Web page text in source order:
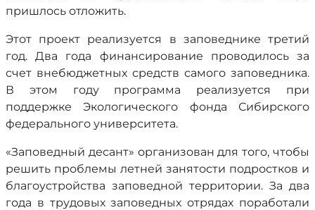
пришлось отложить.
Этот проект реализуется в заповеднике третий
год. Два года финансирование проводилось за
счет внебюджетных средств самого заповедника.
В этом году программа реализуется при
поддержке Экологического фонда Сибирского
федерального университета.
«Заповедный десант» организован для того, чтобы
решить проблемы летней занятости подростков и
благоустройства заповедной территории. За два
года в трудовых заповедных отрядах поработали